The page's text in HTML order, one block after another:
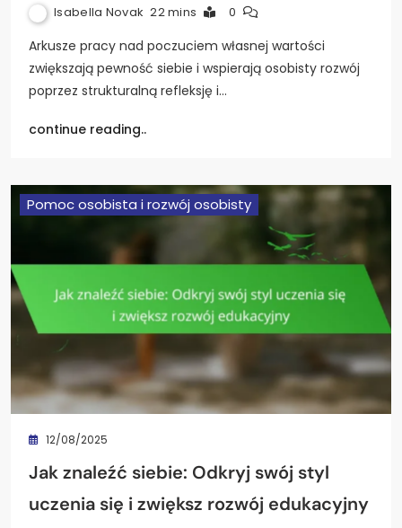
Isabella Novak 22 mins 0
Arkusze pracy nad poczuciem własnej wartości
zwiększają pewność siebie i wspierają osobisty rozwój
poprzez strukturalną refleksję i…
continue reading..
Pomoc osobista i rozwój osobisty
12/08/2025
Jak znaleźć siebie: Odkryj swój styl
uczenia się i zwiększ rozwój edukacyjny